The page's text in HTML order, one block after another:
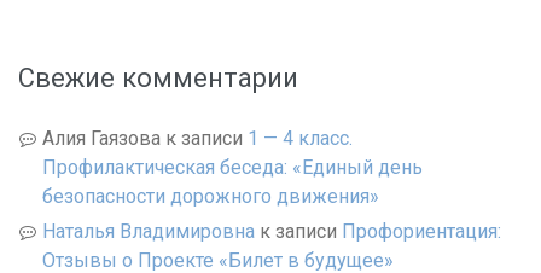
Свежие комментарии
Алия Гаязова к записи 1 — 4 класс.
Профилактическая беседа: «Единый день
безопасности дорожного движения»
Наталья Владимировна к записи Профориентация:
Отзывы о Проекте «Билет в будущее»